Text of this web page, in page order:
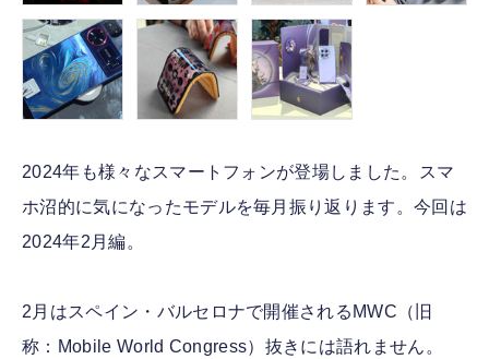
2024年も様々なスマートフォンが登場しました。スマ
ホ沼的に気になったモデルを毎月振り返ります。今回は
2024年2月編。
2月はスペイン・バルセロナで開催されるMWC（旧
称：Mobile World Congress）抜きには語れません。